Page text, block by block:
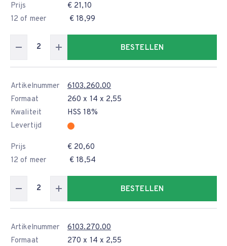
Prijs
€ 21,10
12 of meer
€ 18,99
BESTELLEN
Artikelnummer
6103.260.00
Formaat
260 x 14 x 2,55
Kwaliteit
HSS 18%
Levertijd
Prijs
€ 20,60
12 of meer
€ 18,54
BESTELLEN
Artikelnummer
6103.270.00
Formaat
270 x 14 x 2,55